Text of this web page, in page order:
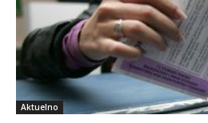
Aktuelno